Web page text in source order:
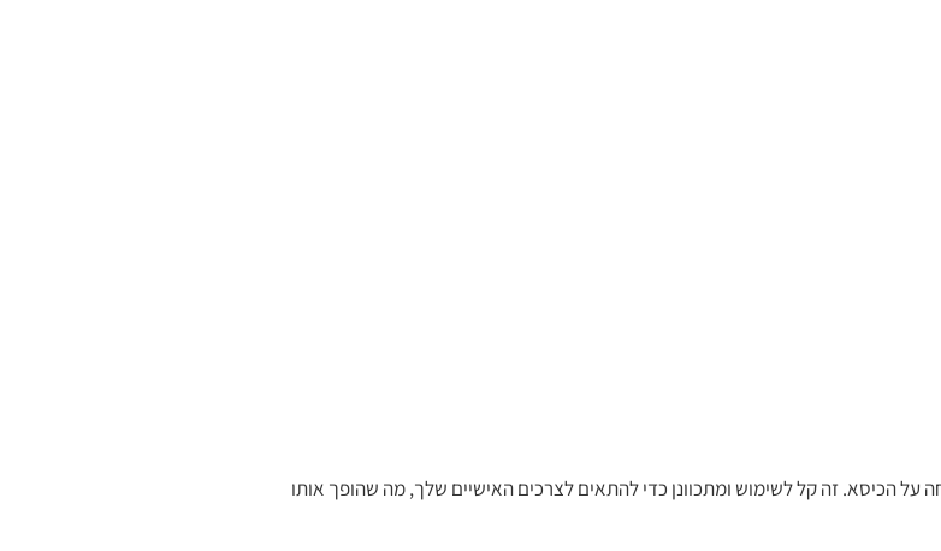
הכיסא. זה קל לשימוש ומתכוונן כדי להתאים לצרכים האישיים שלך, מה שהופך אותו